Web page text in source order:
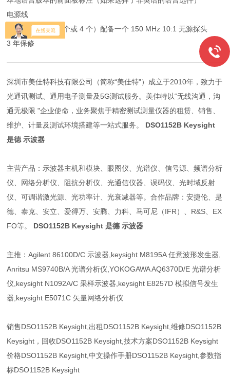
电源线
每个输入通道（2 个或 4 个）配备一个 150 MHz 10:1 无源探头
3 年保修
深圳市美佳特科技有限公司（简称“美佳特"）成立于2010年，致力于
光通讯测试、通用电子测量及5G测试服务。美佳特以“无线沟通，沟
通无极限 "企业使命，业务聚焦于精密测试测量仪器的租赁、销售、
维护、计量及测试环境搭建等一站式服务。 DSO1152B Keysight
是德 示波器
主营产品：示波器主机和模块、眼图仪、光谱仪、信号源、频谱分析
仪、网络分析仪、阻抗分析仪、光通信仪器、误码仪、光时域反射
仪、可调谐激光源、光功率计、光衰减器等。合作品牌：安捷伦、是
德、泰克、安立、爱得万、安腾、力科、马可尼（IFR）、R&S、EX
FO等。 DSO1152B Keysight 是德 示波器
主推：Agilent 86100D/C 示波器,keysight M8195A 任意波形发生器,
Anritsu MS9740B/A 光谱分析仪,YOKOGAWA AQ6370D/E 光谱分析
仪,keysight N1092A/C 采样示波器,keysight E8257D 模拟信号发生
器,keysight E5071C 矢量网络分析仪
销售DSO1152B Keysight ,出租DSO1152B Keysight ,维修DSO1152B
Keysight ，回收DSO1152B Keysight ,技术方案DSO1152B Keysight
价格DSO1152B Keysight ,中文操作手册DSO1152B Keysight ,参数指
标DSO1152B Keysight